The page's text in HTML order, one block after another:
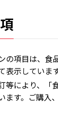
の項目は、食
表示しています
等により、「
ます。ご購入